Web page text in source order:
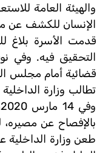
والهيئة العامة
الإنسان للكشف عن
تطالب وزارة
بالإفصاح عن مصيره،
طعن وزارة الداخلية